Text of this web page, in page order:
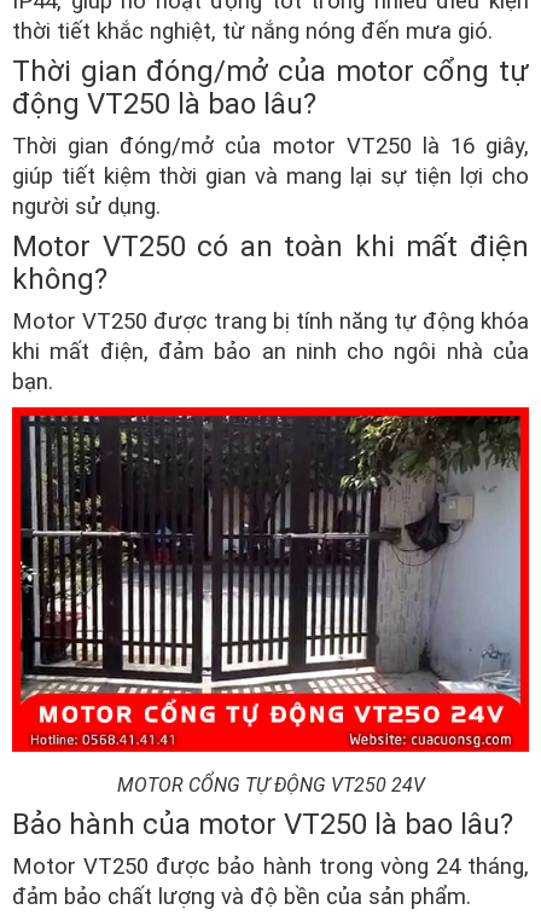
thời tiết khắc nghiệt, từ nắng nóng đến mưa gió.
Thời gian đóng/mở của motor cổng tự
động VT250 là bao lâu?
Thời gian đóng/mở của motor VT250 là 16 giây,
giúp tiết kiệm thời gian và mang lại sự tiện lợi cho
người sử dụng.
Motor VT250 có an toàn khi mất điện
không?
Motor VT250 được trang bị tính năng tự động khóa
khi mất điện, đảm bảo an ninh cho ngôi nhà của
bạn.
MOTOR CỔNG TỰ ĐỘNG VT250 24V
Bảo hành của motor VT250 là bao lâu?
Motor VT250 được bảo hành trong vòng 24 tháng,
đảm bảo chất lượng và độ bền của sản phẩm.